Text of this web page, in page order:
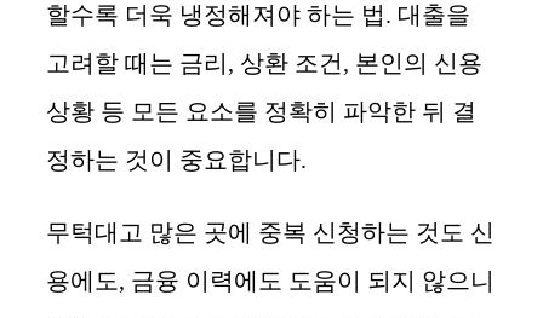
할수록 더욱 냉정해져야 하는 법. 대출을
고려할 때는 금리, 상환 조건, 본인의 신용
상황 등 모든 요소를 정확히 파악한 뒤 결
정하는 것이 중요합니다.
무턱대고 많은 곳에 중복 신청하는 것도 신
용에도, 금융 이력에도 도움이 되지 않으니